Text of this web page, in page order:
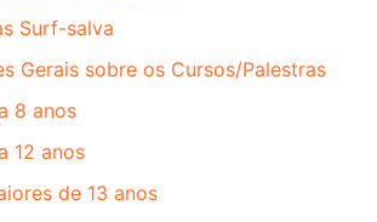
Surf-salva
Gerais sobre os Cursos/Palestras
8 anos
12 anos
de 13 anos